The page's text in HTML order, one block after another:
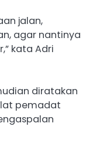
jalan,
agar nantinya
kata Adri
diratakan
pemadat